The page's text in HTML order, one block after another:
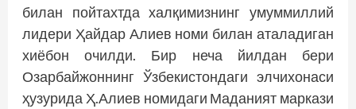
билан пойтахтда халқимизнинг умуммиллий
лидери Ҳайдар Алиев номи билан аталадиган
хиёбон очилди. Бир неча йилдан бери
Озарбайжоннинг Ўзбекистондаги элчихонаси
ҳузурида Ҳ.Алиев номидаги Маданият маркази